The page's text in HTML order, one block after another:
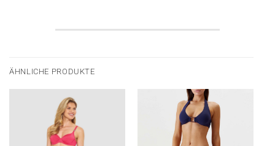
ÄHNLICHE PRODUKTE